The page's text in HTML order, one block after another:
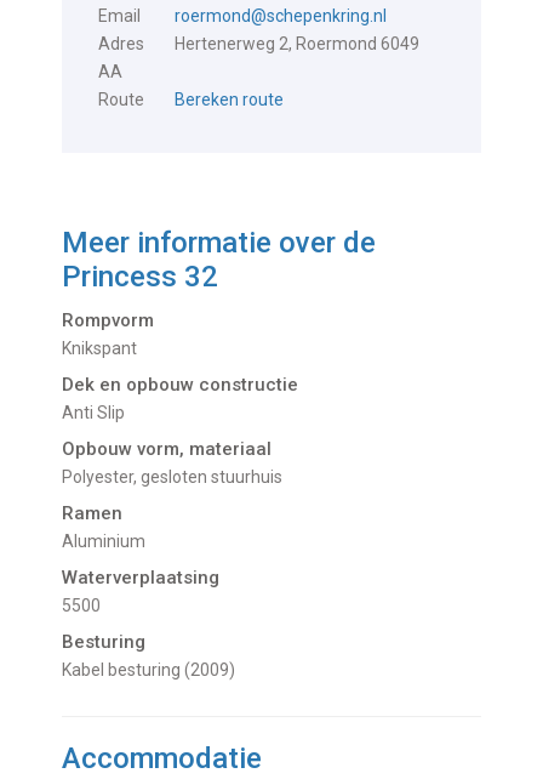
Email
roermond@schepenkring.nl
Adres
Hertenerweg 2, Roermond 6049
AA
Route
Bereken route
Meer informatie over de
Princess 32
Rompvorm
Knikspant
Dek en opbouw constructie
Anti Slip
Opbouw vorm, materiaal
Polyester, gesloten stuurhuis
Ramen
Aluminium
Waterverplaatsing
5500
Besturing
Kabel besturing (2009)
Accommodatie